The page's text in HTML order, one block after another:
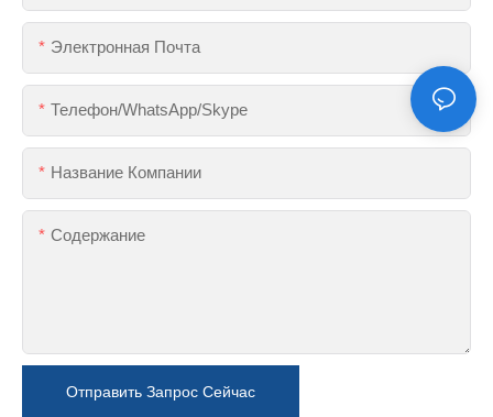
Электронная Почта
Телефон/WhatsApp/Skype
Название Компании
Содержание
Отправить Запрос Сейчас